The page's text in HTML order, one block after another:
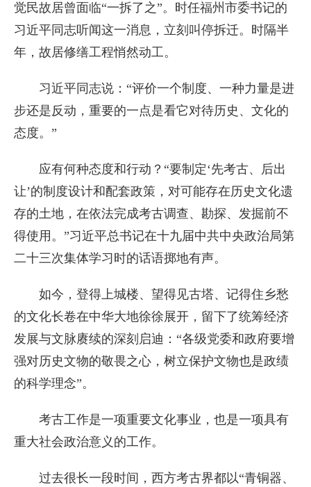
觉民故居曾面临“一拆了之”。时任福州市委书记的
习近平同志听闻这一消息，立刻叫停拆迁。时隔半
年，故居修缮工程悄然动工。
习近平同志说：“评价一个制度、一种力量是进
步还是反动，重要的一点是看它对待历史、文化的
态度。”
应有何种态度和行动？“要制定‘先考古、后出
让’的制度设计和配套政策，对可能存在历史文化遗
存的土地，在依法完成考古调查、勘探、发掘前不
得使用。”习近平总书记在十九届中共中央政治局第
二十三次集体学习时的话语掷地有声。
如今，登得上城楼、望得见古塔、记得住乡愁
的文化长卷在中华大地徐徐展开，留下了统筹经济
发展与文脉赓续的深刻启迪：“各级党委和政府要增
强对历史文物的敬畏之心，树立保护文物也是政绩
的科学理念”。
考古工作是一项重要文化事业，也是一项具有
重大社会政治意义的工作。
过去很长一段时间，西方考古界都以“青铜器、